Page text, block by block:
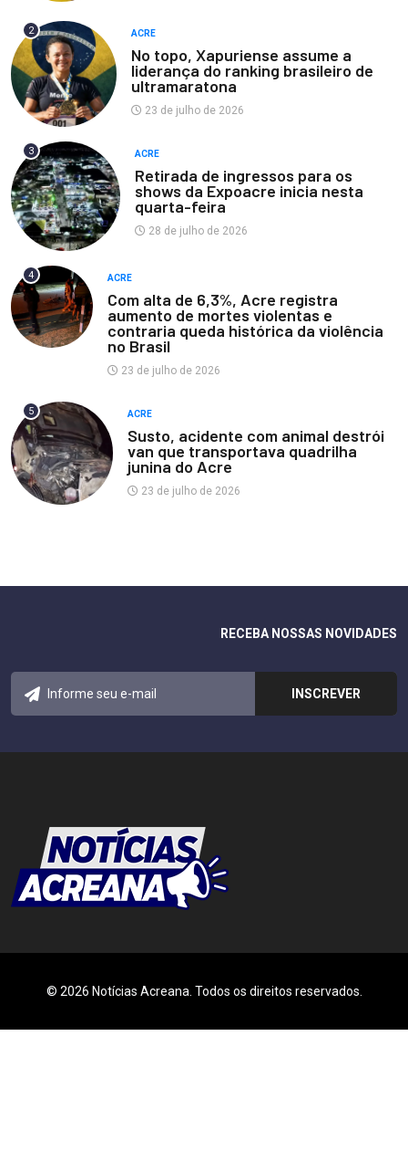
2 ACRE
No topo, Xapuriense assume a
liderança do ranking brasileiro de
ultramaratona
23 de julho de 2026
3 ACRE
Retirada de ingressos para os
shows da Expoacre inicia nesta
quarta-feira
28 de julho de 2026
4 ACRE
Com alta de 6,3%, Acre registra
aumento de mortes violentas e
contraria queda histórica da violência
no Brasil
23 de julho de 2026
5 ACRE
Susto, acidente com animal destrói
van que transportava quadrilha
junina do Acre
23 de julho de 2026
RECEBA NOSSAS NOVIDADES
© 2026 Notícias Acreana. Todos os direitos reservados.